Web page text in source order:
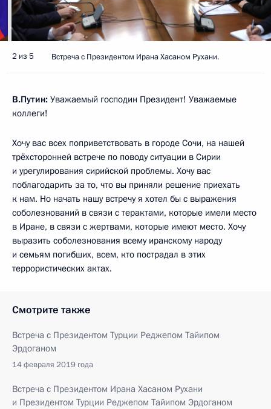
2 из 5 Встреча с Президентом Ирана Хасаном Рухани.
В.Путин: Уважаемый господин Президент! Уважаемые
коллеги!
Хочу вас всех поприветствовать в городе Сочи, на нашей
трёхсторонней встрече по поводу ситуации в Сирии
и урегулирования сирийской проблемы. Хочу вас
поблагодарить за то, что вы приняли решение приехать
к нам. Но начать нашу встречу я хотел бы с выражения
соболезнований в связи с терактами, которые имели место
в Иране, в связи с жертвами, которые имеют место. Хочу
выразить соболезнования всему иранскому народу
и семьям погибших, всем, кто пострадал в этих
террористических актах.
Смотрите также
Встреча с Президентом Турции Реджепом Тайипом
Эрдоганом
14 февраля 2019 года
Встреча с Президентом Ирана Хасаном Рухани
и Президентом Турции Реджепом Тайипом Эрдоганом